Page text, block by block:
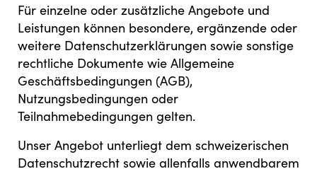
Für einzelne oder zusätzliche Angebote und
Leistungen können besondere, ergänzende oder
weitere Datenschutzerklärungen sowie sonstige
rechtliche Dokumente wie Allgemeine
Geschäftsbedingungen (AGB),
Nutzungsbedingungen oder
Teilnahmebedingungen gelten.
Unser Angebot unterliegt dem schweizerischen
Datenschutzrecht sowie allenfalls anwendbarem